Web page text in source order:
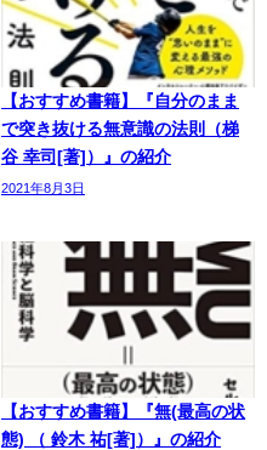
【おすすめ書籍】『自分のまま
で突き抜ける無意識の法則（梯
谷 幸司[著]）』の紹介
2021年8月3日
【おすすめ書籍】『無(最高の状
態) （ 鈴木 祐[著]）』の紹介